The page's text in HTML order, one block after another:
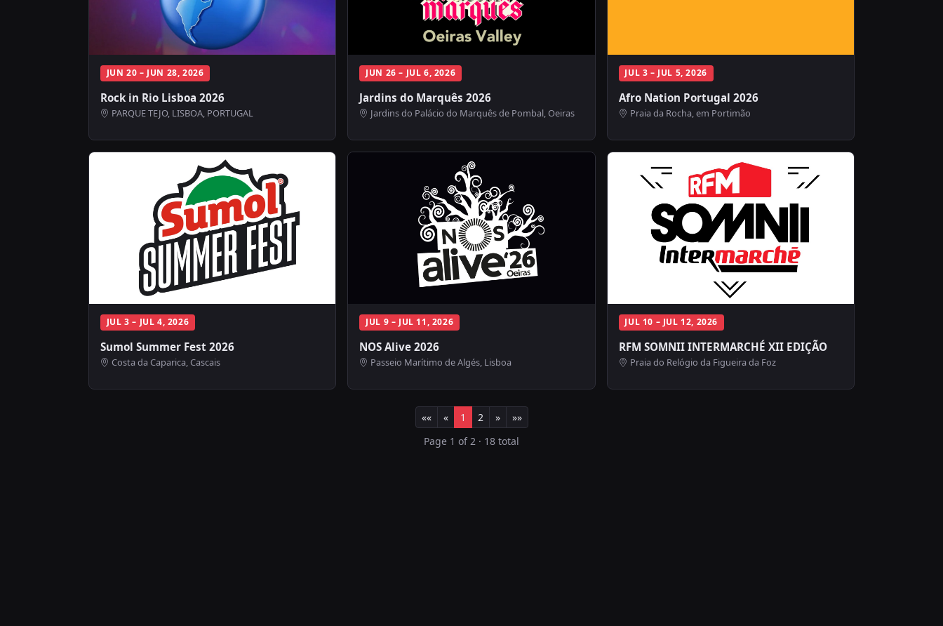
JUN 20 – JUN 28, 2026
Rock in Rio Lisboa 2026
PARQUE TEJO, LISBOA, PORTUGAL
JUN 26 – JUL 6, 2026
Jardins do Marquês 2026
Jardins do Palácio do Marquês de Pombal, Oeiras
JUL 3 – JUL 5, 2026
Afro Nation Portugal 2026
Praia da Rocha, em Portimão
JUL 3 – JUL 4, 2026
Sumol Summer Fest 2026
Costa da Caparica, Cascais
JUL 9 – JUL 11, 2026
NOS Alive 2026
Passeio Marítimo de Algés, Lisboa
JUL 10 – JUL 12, 2026
RFM SOMNII INTERMARCHÉ XII EDIÇÃO
Praia do Relógio da Figueira da Foz
«« « 1 2 »
»»
Page 1 of 2 · 18 total